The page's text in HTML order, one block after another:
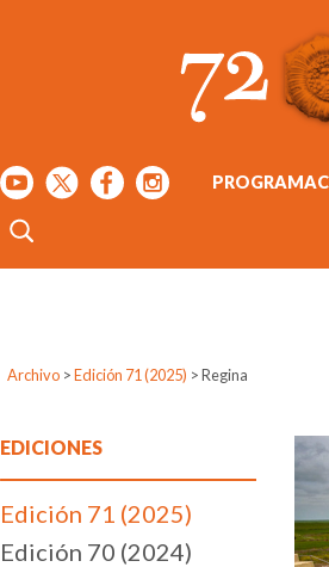
Archivo > Edición 71 (2025) >Regina
EDICIONES
Edición 71 (2025)
Edición 70 (2024)